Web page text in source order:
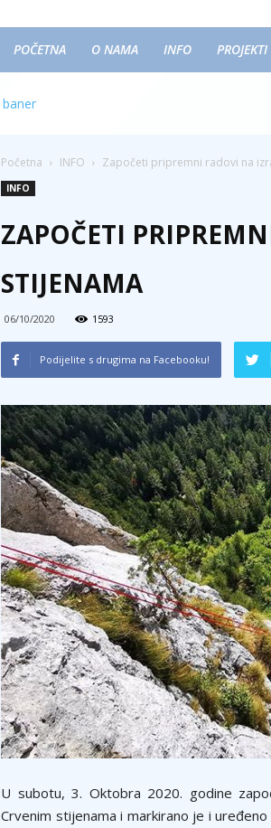
POČETNA O NAMA INFO PROJEKTI
Početna INFO Započeti pripremni radovi na
INFO
ZAPOČETI
STIJENAMA
06/10/2020 1593
Podijelite s drugima na Facebooku!
U subotu, 3. Oktobra 2020. godine
Crvenim stijenama i markirano je i